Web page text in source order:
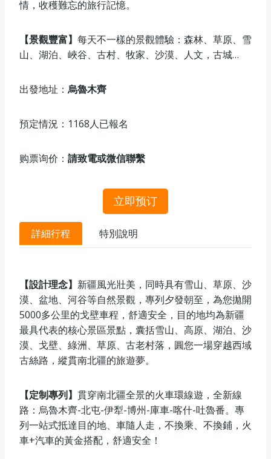
情，收穫難忘的旅行記憶。
【景觀豐富】 每天不一樣的景觀體驗：森林、草原、雪
山、湖泊、峽谷、古村、牧家、沙漠、人文，古城…
出發地址： 烏魯木齊
預定情況：1168人已報名
购票询价： 請致電或微信聯繫
立即预订
詳細行程 特別說明
【設計理念】 新疆風光壯美，同時具有雪山、草原、沙
漠、盆地、河谷等自然景觀，專列夕發朝至，為您拋開
5000多公里的戈壁車程，舒適安全，目的地均為新疆
最具代表的核心景區景點，囊括雪山、高原、湖泊、沙
漠、戈壁、綠洲、草原、古老村落，圓您一場穿越西域
古絲路，縱貫南北疆的旅遊夢。
【定制專列】 貫穿南北疆全景的火車環線遊，全新線
路：烏魯木齊-北屯-伊犁-博州-庫車-喀什-吐魯番。專
列一站式抵達目的地、車隨人走，不換乘、不換鋪，火
車+汽車的黃金搭配，舒適安全！